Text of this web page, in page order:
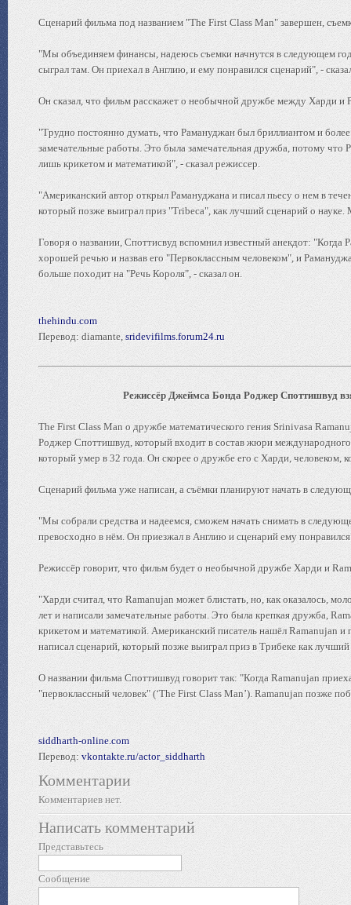
Сценарий фильма под названием "The First Class Man" завершен,
"Мы объединяем финансы, надеюсь съемки начнутся в следующем
сыграл там. Он приехал в Англию, и ему понравился сценарий", -
Он сказал, что фильм расскажет о необычной дружбе между Харди
"Трудно постоянно думать, что Рамануджан был бриллиантом и
замечательные работы. Это была замечательная дружба, потому
лишь крикетом и математикой", - сказал режиссер.
"Американский автор открыл Рамануджана и писал пьесу о нем в
который позже выиграл приз "Tribeca", как лучший сценарий о
Говоря о названии, Споттисвуд вспомнил известный анекдот:
хорошей речью и назвав его "Первоклассным человеком", и
больше походит на "Речь Короля", - сказал он.
thehindu.com
Перевод: diamante, sridevifilms.forum24.ru
Режиссёр Джеймса Бонда Роджер Споттишвуд
The First Class Man о дружбе математического гения Srinivasa
Роджер Споттишвуд, который входит в состав жюри
который умер в 32 года. Он скорее о дружбе его с Харди, человеком,
Сценарий фильма уже написан, а съёмки планируют начать в
"Мы собрали средства и надеемся, сможем начать снимать в
превосходно в нём. Он приезжал в Англию и сценарий ему
Режиссёр говорит, что фильм будет о необычной дружбе Харди и
"Харди считал, что Ramanujan может блистать, но, как оказалось,
лет и написали замечательные работы. Это была крепкая дружба,
крикетом и математикой. Американский писатель нашёл Ramanujan
написал сценарий, который позже выиграл приз в Трибеке как
О названии фильма Споттишвуд говорит так: "Когда Ramanujan
"первоклассный человек" (‘The First Class Man’). Ramanujan позже
siddharth-online.com
Перевод: vkontakte.ru/actor_siddharth
Комментарии
Комментариев нет.
Написать комментарий
Представьтесь
Сообщение